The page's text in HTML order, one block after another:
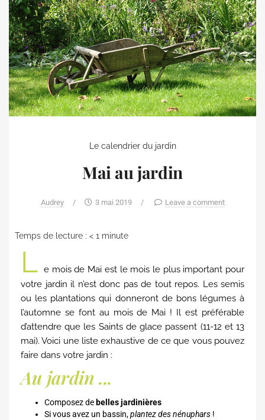
Le calendrier du jardin
Mai au jardin
Audrey / 3 mai 2019 / Leave a comment
Temps de lecture : < 1 minute
L e mois de Mai est le mois le plus important pour
votre jardin il n’est donc pas de tout repos. Les semis
ou les plantations qui donneront de bons légumes à
l’automne se font au mois de Mai ! Il est préférable
d’attendre que les Saints de glace passent (11-12 et 13
mai). Voici une liste exhaustive de ce que vous pouvez
faire dans votre jardin :
Au jardin ...
Composez de belles jardinières
Si vous avez un bassin,plantez des nénuphars !